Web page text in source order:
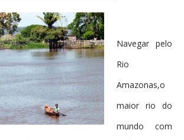
Navegar pelo
Rio
Amazonas,o
maior rio do
mundo com